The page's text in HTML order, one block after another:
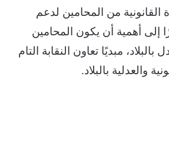
القانونية من المحامين لدعم
إلى أهمية أن يكون المحامين
مبديًا تعاون النقابة التام
والعدلية بالبلاد.